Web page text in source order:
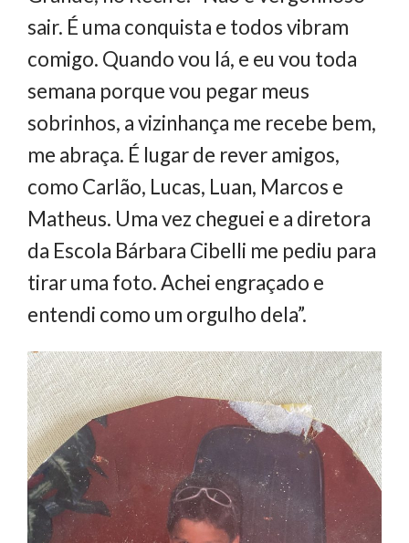
sair. É uma conquista e todos vibram
comigo. Quando vou lá, e eu vou toda
semana porque vou pegar meus
sobrinhos, a vizinhança me recebe bem,
me abraça. É lugar de rever amigos,
como Carlão, Lucas, Luan, Marcos e
Matheus. Uma vez cheguei e a diretora
da Escola Bárbara Cibelli me pediu para
tirar uma foto. Achei engraçado e
entendi como um orgulho dela”.